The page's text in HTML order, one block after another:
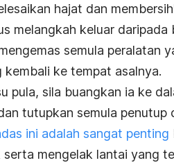
hajat dan
melangkah keluar daripada
semula peralatan
ke tempat asalnya.
pula, sila buangkan ia ke
tutupkan semula penutup
ini adalah sangat penting
mengelak lantai yang